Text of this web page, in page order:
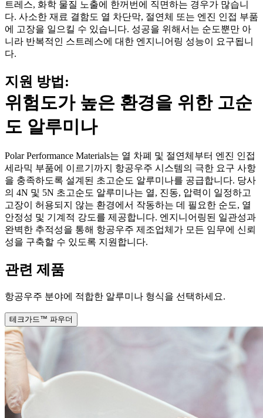
트레스, 화학 물질 노출에 한꺼번에 직면하는 경우가 많습니
다. 사소한 재료 결함도 열 차단막, 절연체 또는 엔진 인접 부품
에 고장을 일으킬 수 있습니다. 성공을 위해서는 순도뿐만 아
니라 반복적인 스트레스에 대한 엔지니어링 성능이 요구됩니
다.
지원 방법:
위험도가 높은 환경을 위한 고순
도 알루미나
Polar Performance Materials는 열 차폐 및 절연체부터 엔진 인접
세라믹 부품에 이르기까지 항공우주 시스템의 극한 요구 사항
을 충족하도록 설계된 초고순도 알루미나를 공급합니다. 당사
의 4N 및 5N 초고순도 알루미나는 열, 진동, 압력이 일정하고
고장이 허용되지 않는 환경에서 작동하는 데 필요한 순도, 열
안정성 및 기계적 강도를 제공합니다. 엔지니어링된 일관성과
완벽한 추적성을 통해 항공우주 제조업체가 모든 임무에 신뢰
성을 구축할 수 있도록 지원합니다.
관련 제품
항공우주 분야에 적합한 알루미나 형식을 선택하세요.
테크가드™ 파우더